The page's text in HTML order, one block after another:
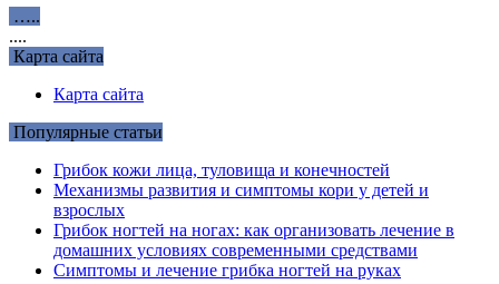
…..
....
Карта сайта
Карта сайта
Популярные статьи
Грибок кожи лица, туловища и конечностей
Механизмы развития и симптомы кори у детей и
взрослых
Грибок ногтей на ногах: как организовать лечение в
домашних условиях современными средствами
Симптомы и лечение грибка ногтей на руках